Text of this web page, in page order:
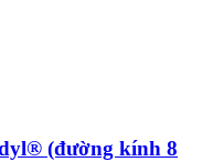
(đường kính 8